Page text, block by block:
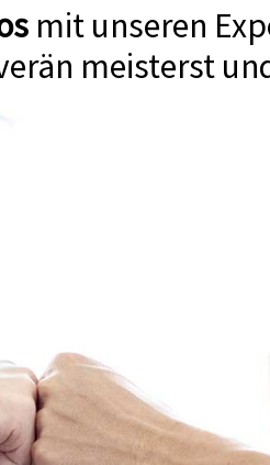
mit unseren
meisterst